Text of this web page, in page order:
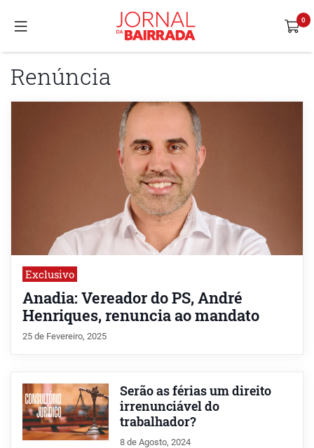
Renúncia
Exclusivo
Anadia: Vereador do PS, André
Henriques, renuncia ao mandato
25 de Fevereiro, 2025
Serão as férias um direito
irrenunciável do
trabalhador?
8 de Agosto, 2024